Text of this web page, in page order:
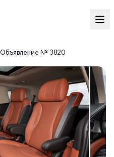
Объявление № 3820